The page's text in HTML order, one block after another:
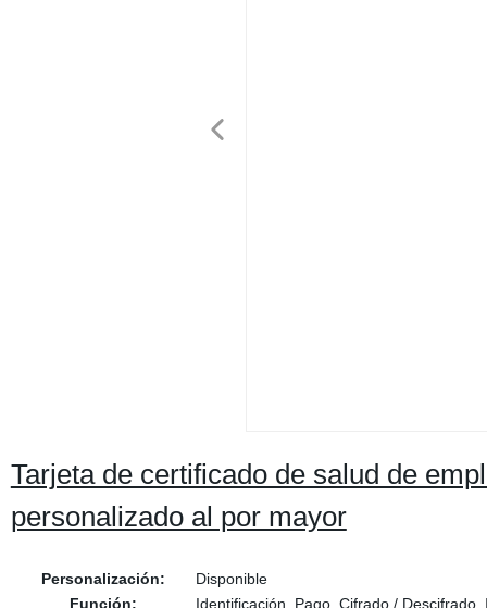
Tarjeta de certificado de salud de
personalizado al por mayor
Personalización:
Disponible
Función:
Identificación, Pago, Cifrado / Descifrado,